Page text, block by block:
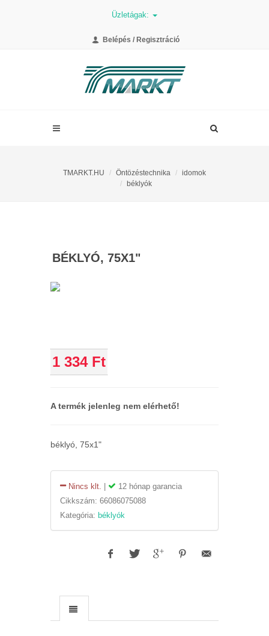
Üzletágak:
Belépés / Regisztráció
TMARKT.HU Öntözéstechnika
idomok
béklyók
BÉKLYÓ, 75X1"
1 334 Ft
A termék jelenleg nem elérhető!
béklyó, 75x1"
Nincs klt.
12 hónap garancia
Cikkszám: 66086075088
Kategória: béklyók